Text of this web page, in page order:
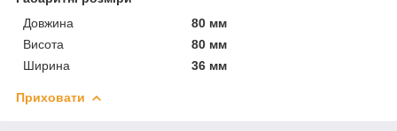
Довжина
80 мм
Висота
80 мм
Ширина
36 мм
Приховати